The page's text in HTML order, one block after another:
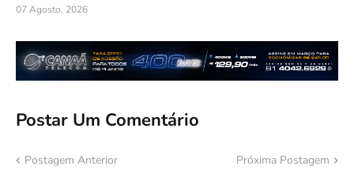
07 Agosto, 2026
Postar Um Comentário
Postagem Anterior Próxima Postagem